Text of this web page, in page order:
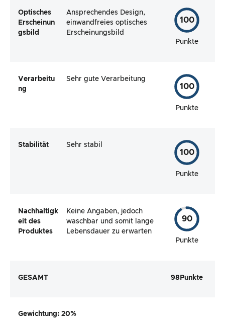
Optisches
Erscheinun
gsbild
Ansprechendes Design,
einwandfreies optisches
Erscheinungsbild
100
Punkte
Verarbeitu
ng
Sehr gute Verarbeitung
100
Punkte
Stabilität Sehr stabil
100
Punkte
Nachhaltigk
eit des
Produktes
Keine Angaben, jedoch
waschbar und somit lange
Lebensdauer zu erwarten
90
Punkte
GESAMT 98 Punkte
Gewichtung: 20%